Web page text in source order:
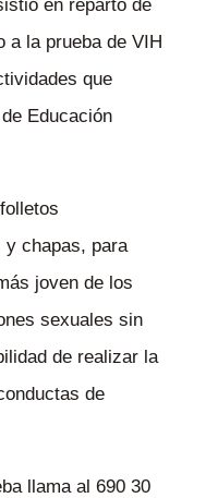
en reparto de
a la prueba de VIH
que
Educación
chapas, para
joven de los
sexuales sin
de realizar la
de
llama al 690 30